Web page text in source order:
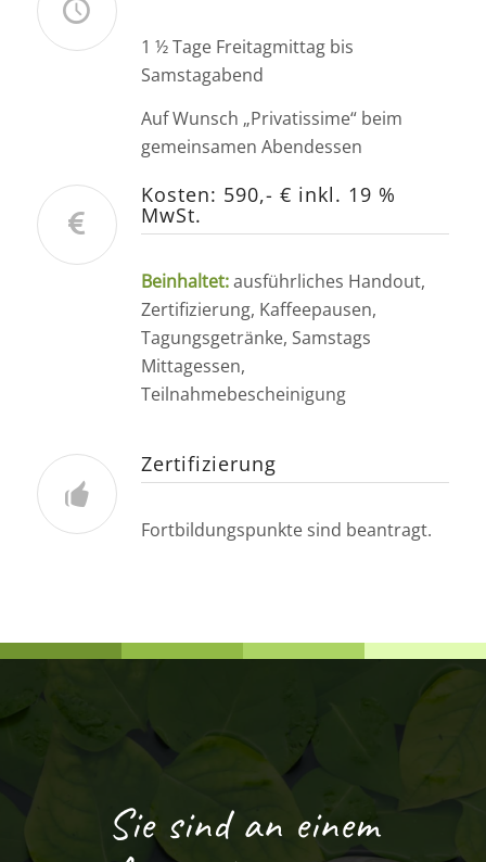
1 ½ Tage Freitagmittag bis
Samstagabend
Auf Wunsch „Privatissime“ beim
gemeinsamen Abendessen
Kosten: 590,- € inkl. 19 %
MwSt.
Beinhaltet:ausführliches Handout,
Zertifizierung, Kaffeepausen,
Tagungsgetränke, Samstags
Mittagessen,
Teilnahmebescheinigung
Zertifizierung
Fortbildungspunkte sind beantragt.
Sie sind an einem